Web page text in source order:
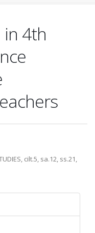
in 4th
cilt.5, sa.12, ss.21,